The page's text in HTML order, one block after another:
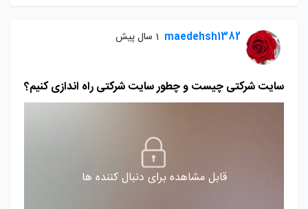
maedehsh1382 1 سال پیش
سایت شرکتی چیست و چطور سایت شرکتی راه اندازی کنیم؟
قابل مشاهده برای دنبال کننده ها